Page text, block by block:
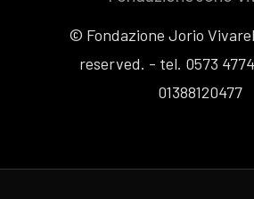
© Fondazione Jorio
reserved. - tel. 0573
01388120477